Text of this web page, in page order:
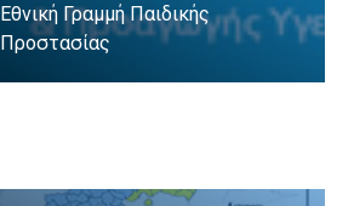
Εθνική Γραμμή Παιδικής
Προστασίας